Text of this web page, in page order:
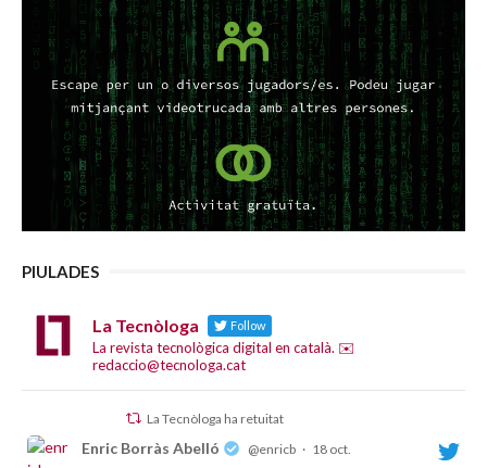
PIULADES
La Tecnòloga Follow
La revista tecnològica digital en català. ✉️
redaccio@tecnologa.cat
La Tecnòloga ha retuitat
Enric Borràs Abelló @enricb · 18 oct.